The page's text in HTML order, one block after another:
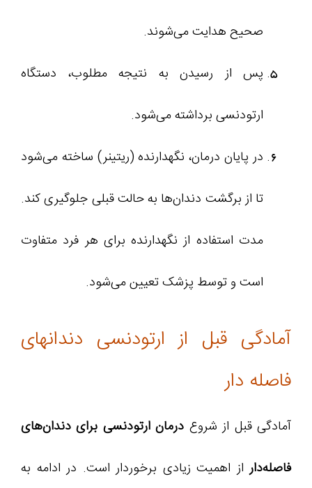
صحیح هدایت می‌شوند.
پس از رسیدن به نتیجه مطلوب، دستگاه
ارتودنسی برداشته می‌شود.
در پایان درمان، نگهدارنده (ریتینر) ساخته می‌شود
تا از برگشت دندان‌ها به حالت قبلی جلوگیری کند.
مدت استفاده از نگهدارنده برای هر فرد متفاوت
است و توسط پزشک تعیین می‌شود.
آمادگی قبل از ارتودنسی دندانهای
فاصله دار
آمادگی قبل از شروع درمان ارتودنسی برای دندان‌های
فاصله‌دار از اهمیت زیادی برخوردار است. در ادامه به